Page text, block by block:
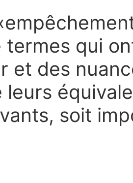
termes qui
et des
leurs
soit